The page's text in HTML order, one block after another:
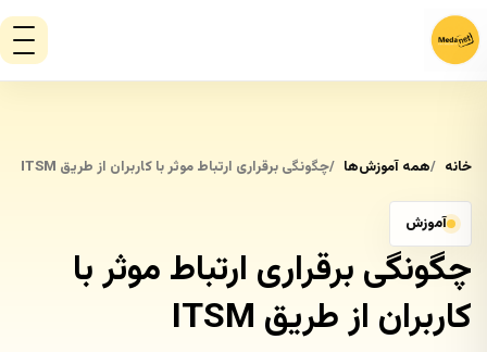
خانه همه آموزش‌ها چگونگی برقراری ارتباط موثر با کاربران از طریق ITSM
آموزش
چگونگی برقراری ارتباط موثر با
کاربران از طریق ITSM